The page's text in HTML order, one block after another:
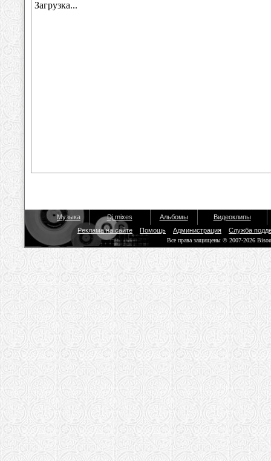
Музыка Dj mixes Альбомы
Видеоклипы
Реклама на сайте
Помощь Администрация Служба
Все права защищены © 2007-2026